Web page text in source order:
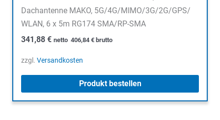
Dachantenne MAKO, 5G/4G/MIMO/3G/2G/GPS/
WLAN, 6 x 5m RG174 SMA/RP-SMA
341,88 € netto 406,84 €brutto
zzgl. Versandkosten
Produkt bestellen